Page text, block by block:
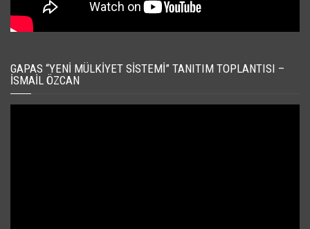
GAPAS “YENI MÜLKIYET SISTEMI” TANITIM TOPLANTISI –
İSMAIL ÖZCAN